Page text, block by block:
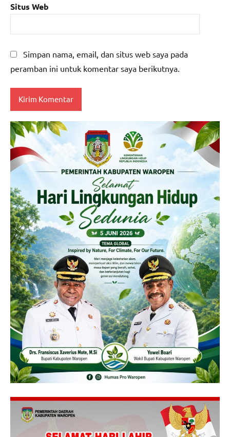
Situs Web
Simpan nama, email, dan situs web saya pada
peramban ini untuk komentar saya berikutnya.